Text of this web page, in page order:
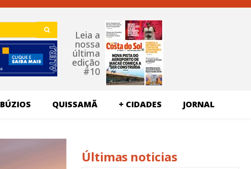
Leia a
nossa
última
edição
#10
BÚZIOS QUISSAMÃ + CIDADES JORNAL
Últimas noticias